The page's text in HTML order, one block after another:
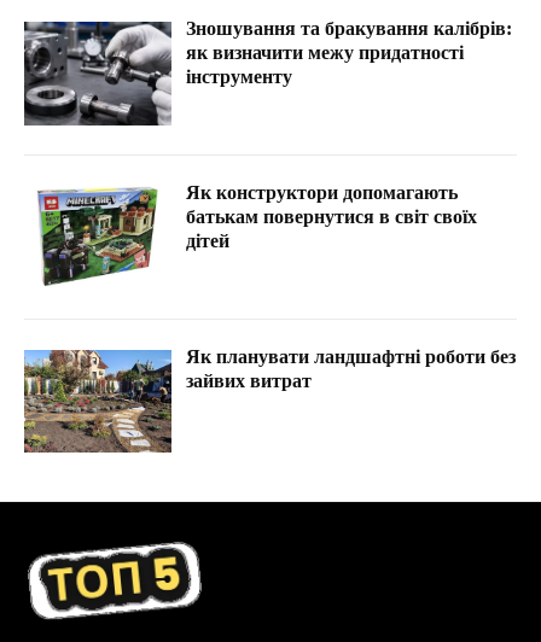
Зношування та бракування калібрів:
як визначити межу придатності
інструменту
Як конструктори допомагають
батькам повернутися в світ своїх
дітей
Як планувати ландшафтні роботи без
зайвих витрат